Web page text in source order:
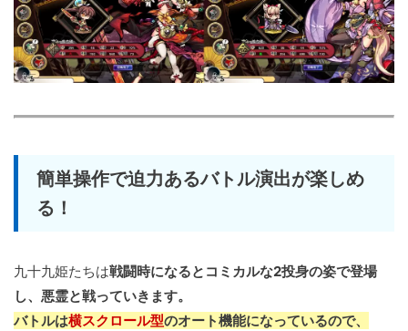
簡単操作で迫力あるバトル演出が楽しめ
る！
九十九姫たちは戦闘時になるとコミカルな2投身の姿で登場
し、悪霊と戦っていきます。
バトルは横スクロール型のオート機能になっているので、